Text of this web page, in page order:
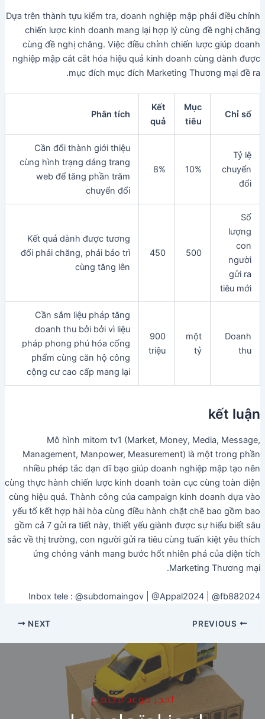
Dựa trên thành tựu kiểm tra, doanh nghiệp mập phải điều chỉnh
chiến lược kinh doanh mang lại hợp lý cùng đề nghị chăng
cùng đề nghị chăng. Việc điều chỉnh chiến lược giúp doanh
nghiệp mập cắt cắt hóa hiệu quả kinh doanh cùng dành được
mục đích mục đích Marketing Thương mại đề ra.
Chỉ số
Mục
tiêu
Kết
quả
Phân tích
Tỷ lệ
chuyển
đổi
10%
8%
Cần đổi thành giới thiệu
cùng hình trạng dáng trang
web để tăng phần trăm
chuyển đổi
Số
lượng
con
người
gửi ra
tiêu mới
500
450
Kết quả dành được tương
đối phải chăng, phải bảo trì
cùng tăng lên
Doanh
thu
một
tỷ
900
triệu
Cần sắm liệu pháp tăng
doanh thu bởi bởi vì liệu
pháp phong phú hóa cống
phẩm cùng căn hộ công
cộng cư cao cấp mang lại
kết luận
Mô hình mitom tv1 (Market, Money, Media, Message,
Management, Manpower, Measurement) là một trong phần
nhiều phép tắc dạn dĩ bạo giúp doanh nghiệp mập tạo nên
cùng thực hành chiến lược kinh doanh toàn cục cùng toàn diện
cùng hiệu quả. Thành công của campaign kinh doanh dựa vào
yếu tố kết hợp hài hòa cùng điều hành chặt chẽ bao gồm bao
gồm cả 7 gửi ra tiết này, thiết yếu giành được sự hiểu biết sâu
sắc về thị trường, con người gửi ra tiêu cùng tuấn kiệt yêu thích
ứng chóng vánh mang bước hốt nhiên phá của diện tích
Marketing Thương mại.
Inbox tele : @subdomaingov | @Appal2024 | @fb882024
NEXT
احجز موعد لاجتماع